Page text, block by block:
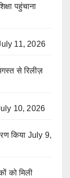
पहुंचाना
11, 2026
से रिलीज़
10, 2026
किया July 9,
को मिली